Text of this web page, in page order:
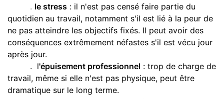
. le stress : il n'est pas censé faire partie du
quotidien au travail, notamment s'il est lié à la peur de
ne pas atteindre les objectifs fixés. Il peut avoir des
conséquences extrêmement néfastes s'il est vécu jour
après jour.
. l'épuisement professionnel : trop de charge de
travail, même si elle n'est pas physique, peut être
dramatique sur le long terme.